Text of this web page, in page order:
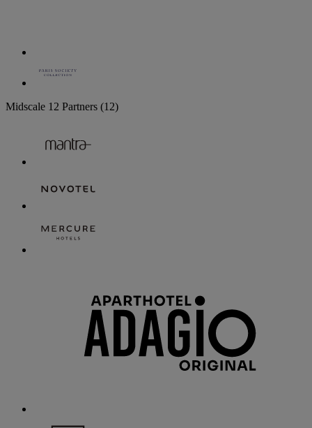
Midscale 12 Partners (12)